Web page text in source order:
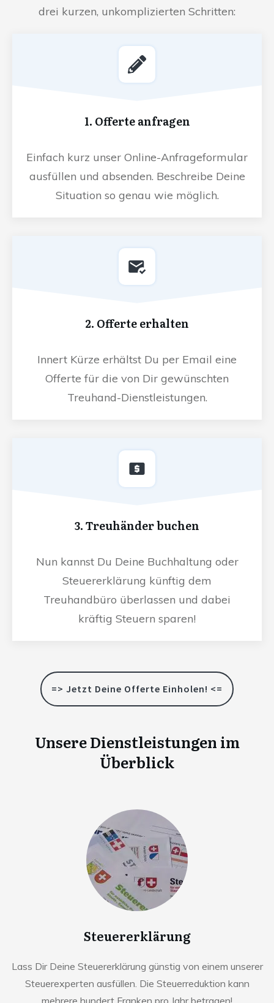
drei kurzen, unkomplizierten Schritten:
1. Offerte anfragen
Einfach kurz unser Online-Anfrageformular
ausfüllen und absenden. Beschreibe Deine
Situation so genau wie möglich.
2. Offerte erhalten
Innert Kürze erhältst Du per Email eine
Offerte für die von Dir gewünschten
Treuhand-Dienstleistungen.
3. Treuhänder buchen
Nun kannst Du Deine Buchhaltung oder
Steuererklärung künftig dem
Treuhandbüro überlassen und dabei
kräftig Steuern sparen!
=> Jetzt Deine Offerte Einholen! <=
Unsere Dienstleistungen im
Überblick
Steuererklärung
Lass Dir Deine Steuererklärung günstig von einem unserer
Steuerexperten ausfüllen. Die Steuerreduktion kann
mehrere hundert Franken pro Jahr betragen!